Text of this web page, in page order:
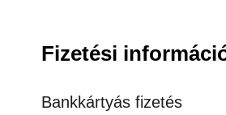
Fizetési
Bankkártyás fizetés